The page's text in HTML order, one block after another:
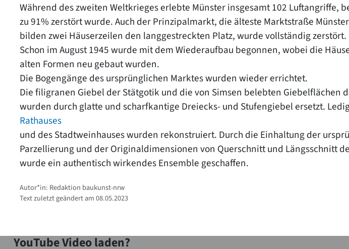
Während des zweiten Weltkrieges erlebte Münster insgesamt 102 Luftangriffe,
zu 91% zerstört wurde. Auch der Prinzipalmarkt, die älteste Marktstraße
bilden zwei Häuserzeilen den langgestreckten Platz, wurde vollständig zerstört.
Schon im August 1945 wurde mit dem Wiederaufbau begonnen, wobei die
alten Formen neu gebaut wurden.
Die Bogengänge des ursprünglichen Marktes wurden wieder errichtet.
Die filigranen Giebel der Stätgotik und die von Simsen belebten Giebelflächen
wurden durch glatte und scharfkantige Dreiecks- und Stufengiebel ersetzt.
Rathauses
und des Stadtweinhauses wurden rekonstruiert. Durch die Einhaltung der
Parzellierung und der Originaldimensionen von Querschnitt und Längsschnitt
wurde ein authentisch wirkendes Ensemble geschaffen.
Autor*in: Redaktion baukunst-nrw
Text zuletzt geändert am 08.05.2023
YouTube Video laden?